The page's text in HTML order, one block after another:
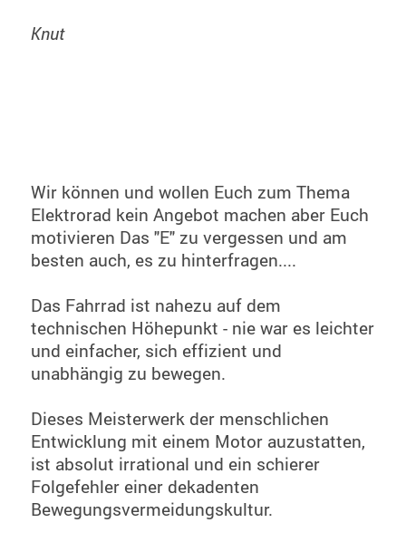
Knut
Wir können und wollen Euch zum Thema
Elektrorad kein Angebot machen aber Euch
motivieren Das "E" zu vergessen und am
besten auch, es zu hinterfragen....
Das Fahrrad ist nahezu auf dem
technischen Höhepunkt - nie war es leichter
und einfacher, sich effizient und
unabhängig zu bewegen.
Dieses Meisterwerk der menschlichen
Entwicklung mit einem Motor auzustatten,
ist absolut irrational und ein schierer
Folgefehler einer dekadenten
Bewegungsvermeidungskultur.